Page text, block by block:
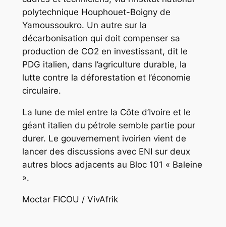
polytechnique Houphouet-Boigny de
Yamoussoukro. Un autre sur la
décarbonisation qui doit compenser sa
production de CO2 en investissant, dit le
PDG italien, dans l’agriculture durable, la
lutte contre la déforestation et l’économie
circulaire.
La lune de miel entre la Côte d’Ivoire et le
géant italien du pétrole semble partie pour
durer. Le gouvernement ivoirien vient de
lancer des discussions avec ENI sur deux
autres blocs adjacents au Bloc 101 « Baleine
».
Moctar FICOU / VivAfrik